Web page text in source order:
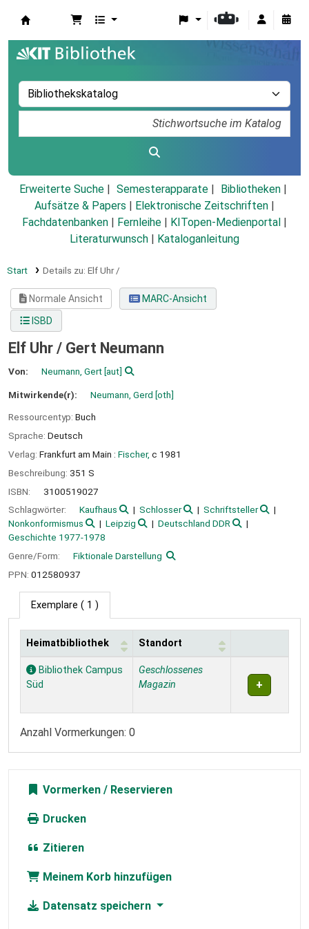
Erweiterte Suche Semesterapparate
Bibliotheken
Aufsätze & Papers
Elektronische Zeitschriften
Fachdatenbanken
Fernleihe KITopen-Medienportal
Literaturwunsch
Kataloganleitung
Start Details zu: Elf Uhr /
Normale Ansicht
MARC-Ansicht
ISBD
Elf Uhr / Gert Neumann
Von: Neumann, Gert[aut]
Mitwirkende(r): Neumann, Gerd [oth]
Ressourcentyp: Buch
Sprache: Deutsch
Verlag: Frankfurt am Main : Fischer, c 1981
Beschreibung: 351 S
ISBN:
3100519027
Schlagwörter:
Kaufhaus Schlosser
Schriftsteller
Nonkonformismus
Leipzig
Deutschland DDR
Geschichte 1977-1978
Genre/Form:
Fiktionale Darstellung
PPN: 012580937
Exemplare ( 1 )
Exemplare
Heimatbibliothek Standort
Bibliothek Campus
Süd
Geschlossenes
Magazin
Anzahl Vormerkungen: 0
Vormerken
Drucken
Zitieren
Meinem Korb hinzufügen
Datensatz speichern